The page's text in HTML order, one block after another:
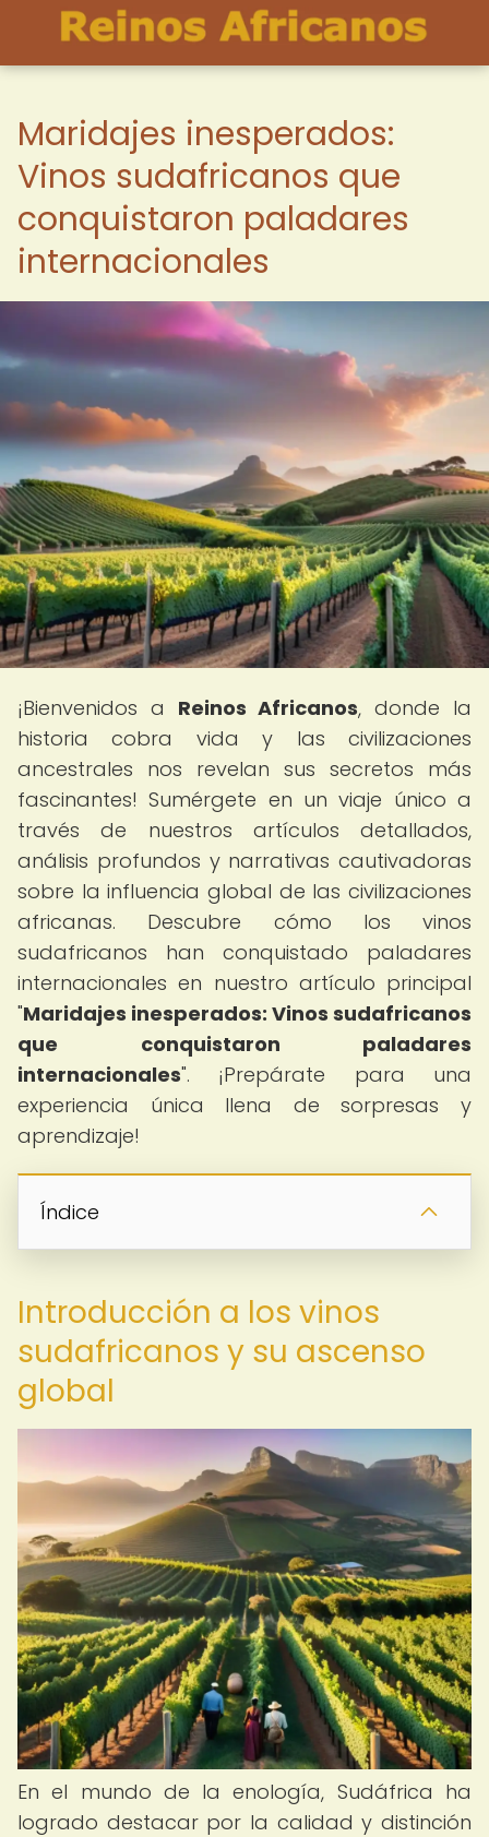
Maridajes inesperados:
Vinos sudafricanos que
conquistaron paladares
internacionales
¡Bienvenidos a Reinos Africanos, donde la
historia cobra vida y las civilizaciones
ancestrales nos revelan sus secretos más
fascinantes! Sumérgete en un viaje único a
través de nuestros artículos detallados,
análisis profundos y narrativas cautivadoras
sobre la influencia global de las civilizaciones
africanas. Descubre cómo los vinos
sudafricanos han conquistado paladares
internacionales en nuestro artículo principal
"Maridajes inesperados: Vinos sudafricanos
que conquistaron paladares
internacionales". ¡Prepárate para una
experiencia única llena de sorpresas y
aprendizaje!
Índice
Introducción a los vinos
sudafricanos y su ascenso
global
En el mundo de la enología, Sudáfrica ha
logrado destacar por la calidad y distinción